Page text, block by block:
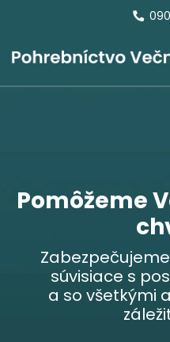
Pomôžeme
súvisiace s
a so všetkými